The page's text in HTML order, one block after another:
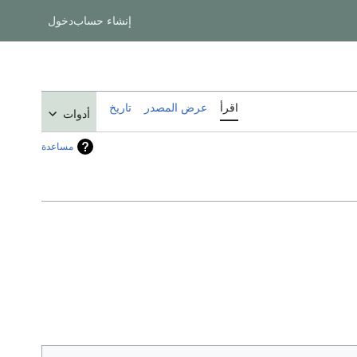
إنشاء حسابدخول
اقرأ عرض المصدر تاريخ أدوات
مساعدة